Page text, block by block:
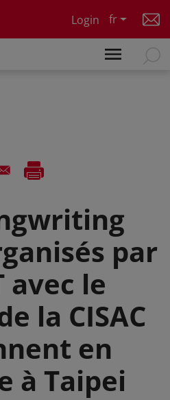
Login
fr
par
avec le
la CISAC
en
à Taipei